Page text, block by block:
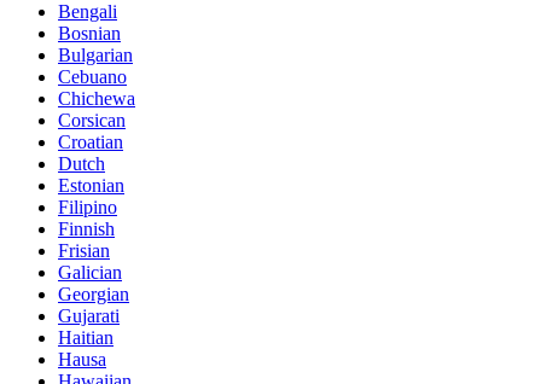
Bengali
Bosnian
Bulgarian
Cebuano
Chichewa
Corsican
Croatian
Dutch
Estonian
Filipino
Finnish
Frisian
Galician
Georgian
Gujarati
Haitian
Hausa